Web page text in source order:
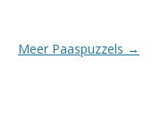
Meer Paaspuzzels →